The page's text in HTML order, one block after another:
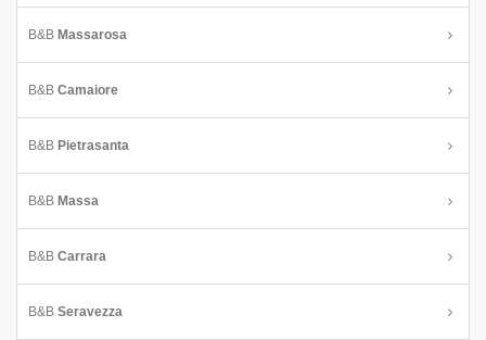
B&B Massarosa
B&B Camaiore
B&B Pietrasanta
B&B Massa
B&B Carrara
B&B Seravezza